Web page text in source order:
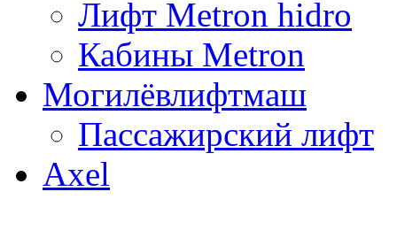
Лифт Metron hidro
Кабины Metron
Могилёвлифтмаш
Пассажирский лифт
Axel